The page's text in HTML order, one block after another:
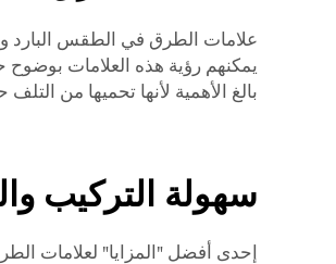
علامات الطرق في الطقس البارد
يمكنهم رؤية هذه العلامات بوضوح
بالغ الأهمية لأنها تحميها من
سهولة التركيب
إحدى أفضل "المزايا" لعلامات